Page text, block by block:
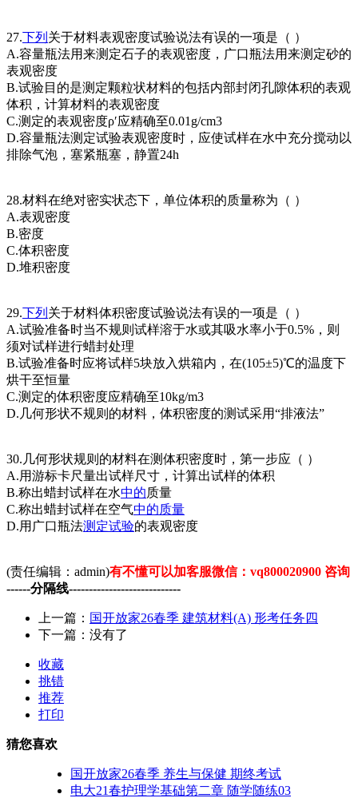
27.下列 关于材料表观密度试验说法有误的一项是（ ）
A.容量瓶法用来测定石子的表观密度，广口瓶法用来测定砂的
表观密度
B.试验目的是测定颗粒状材料的包括内部封闭孔隙体积的表观
体积，计算材料的表观密度
C.测定的表观密度ρ′应精确至0.01g/cm3
D.容量瓶法测定试验表观密度时，应使试样在水中充分搅动以
排除气泡，塞紧瓶塞，静置24h
28.材料在绝对密实状态下，单位体积的质量称为（ ）
A.表观密度
B.密度
C.体积密度
D.堆积密度
29.下列 关于材料体积密度试验说法有误的一项是（ ）
A.试验准备时当不规则试样溶于水或其吸水率小于0.5%，则
须对试样进行蜡封处理
B.试验准备时应将试样5块放入烘箱内，在(105±5)℃的温度下
烘干至恒量
C.测定的体积密度应精确至10kg/m3
D.几何形状不规则的材料，体积密度的测试采用“排液法”
30.几何形状规则的材料在测体积密度时，第一步应（ ）
A.用游标卡尺量出试样尺寸，计算出试样的体积
B.称出蜡封试样在水中的质量
C.称出蜡封试样在空气中的质量
D.用广口瓶法测定试验的表观密度
(责任编辑：admin)有不懂可以加客服微信：vq800020900 咨询
------分隔线----------------------------
上一篇： 国开放家26春季 建筑材料(A) 形考任务四
下一篇：没有了
收藏
挑错
推荐
打印
猜您喜欢
国开放家26春季 养生与保健 期终考试
电大21春护理学基础第二章 随学随练03